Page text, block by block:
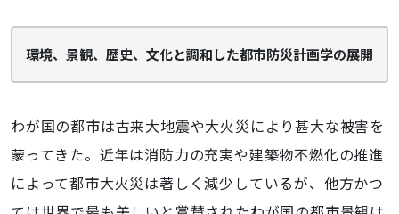
環境、景観、歴史、文化と調和した都市防災計画学の展開
わが国の都市は古来大地震や大火災により甚大な被害を
蒙ってきた。近年は消防力の充実や建築物不燃化の推進
によって都市大火災は著しく減少しているが、他方かつ